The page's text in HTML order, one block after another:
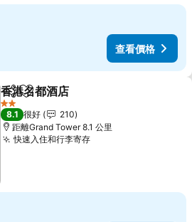
查看價格
分享 放到收藏夾
香港名都酒店
2 星級
8.1 很好
210
距離Grand Tower 8.1 公里
快速入住和行李寄存